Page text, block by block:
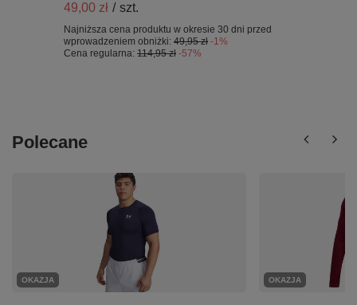
49,00 zł / szt.
Najniższa cena produktu w okresie 30 dni przed
wprowadzeniem obniżki: 49,95 zł -1%
Cena regularna: 114,95 zł -57%
Polecane
OKAZJA OKAZJA